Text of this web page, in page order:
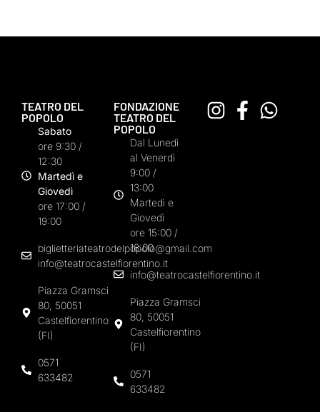
TEATRO DEL
POPOLO
Sabato
ore 9:30 /
12:30
Martedì e
Giovedì
ore 17:00 /
19:00
biglietteriateatrodelpopolo@gmail.com
info@teatrocastelfiorentino.it
Piazza Gramsci
80, 50051
Castelfiorentino
(FI)
0571
633482
FONDAZIONE
TEATRO DEL
POPOLO
Dal Lunedì
al Venerdì
9:00 /
13:00
Martedì e
Giovedì
ore 15:00 /
18:00
info@teatrocastelfiorentino.it
Piazza Gramsci
80, 50051
Castelfiorentino
(FI)
0571
633482